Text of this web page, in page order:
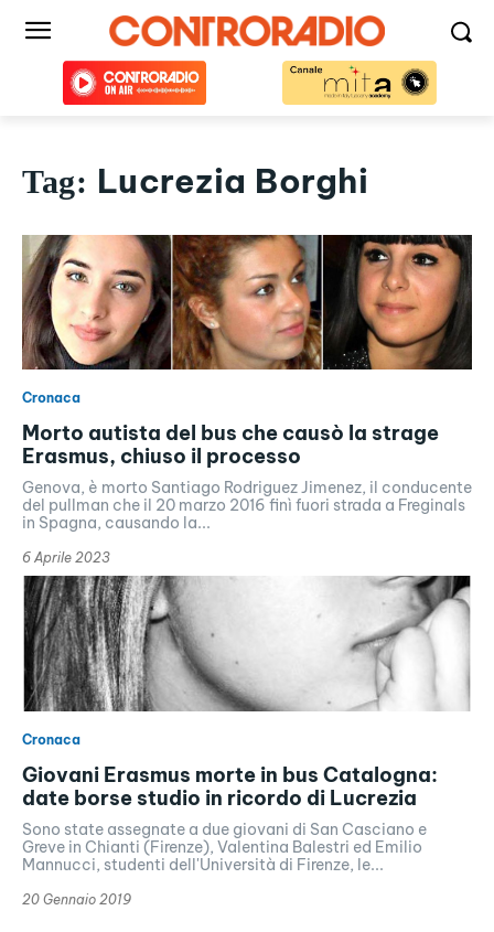
Tag: Lucrezia Borghi
Cronaca
Morto autista del bus che causò la strage
Erasmus, chiuso il processo
Genova, è morto Santiago Rodriguez Jimenez, il conducente
del pullman che il 20 marzo 2016 finì fuori strada a Freginals
in Spagna, causando la...
6 Aprile 2023
Cronaca
Giovani Erasmus morte in bus Catalogna:
date borse studio in ricordo di Lucrezia
Sono state assegnate a due giovani di San Casciano e
Greve in Chianti (Firenze), Valentina Balestri ed Emilio
Mannucci, studenti dell'Università di Firenze, le...
20 Gennaio 2019